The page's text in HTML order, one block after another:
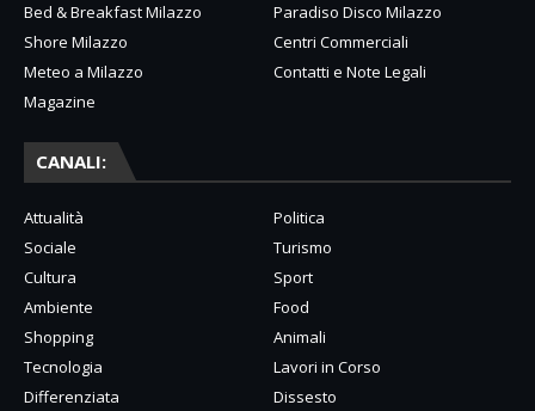
Bed & Breakfast Milazzo
Paradiso Disco Milazzo
Shore Milazzo
Centri Commerciali
Meteo a Milazzo
Contatti e Note Legali
Magazine
CANALI:
Attualità
Politica
Sociale
Turismo
Cultura
Sport
Ambiente
Food
Shopping
Animali
Tecnologia
Lavori in Corso
Differenziata
Dissesto